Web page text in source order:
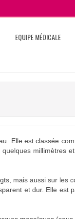
EQUIPE MÉDICALE
Elle est classée
millimètres
mais aussi sur les
et dur. Elle est